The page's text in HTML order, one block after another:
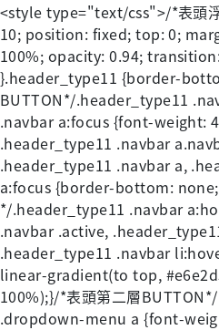
<style type="text/css">/*表頭
10; position: fixed; top: 0;
100%; opacity: 0.94;
}.header_type11 {border-
BUTTON*/.header_type11
.navbar a:focus {font-weight:
.header_type11 .navbar
.header_type11 .navbar a,
a:focus {border-bottom:
*/.header_type11 .navbar
.navbar .active,
.header_type11 .navbar
linear-gradient(to top,
100%);}/*表頭第二層
.dropdown-menu a {font-